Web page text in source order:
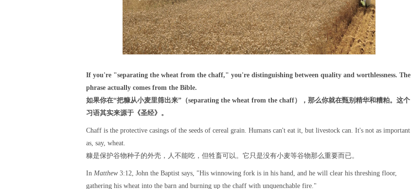
If you're "separating the wheat from the chaff," you're distinguishing between quality and worthlessness. The
phrase actually comes from the Bible.
如果你在“把糠从小麦里筛出来”（separating the wheat from the chaff），那么你就在甄别精华和糟粕。这个
习语其实来源于《圣经》。
Chaff is the protective casings of the seeds of cereal grain. Humans can't eat it, but livestock can. It's not as important
as, say, wheat.
糠是保护谷物种子的外壳，人不能吃，但牲畜可以。它只是没有小麦等谷物那么重要而已。
In Matthew3:12, John the Baptist says, "His winnowing fork is in his hand, and he will clear his threshing floor,
gathering his wheat into the barn and burning up the chaff with unquenchable fire."